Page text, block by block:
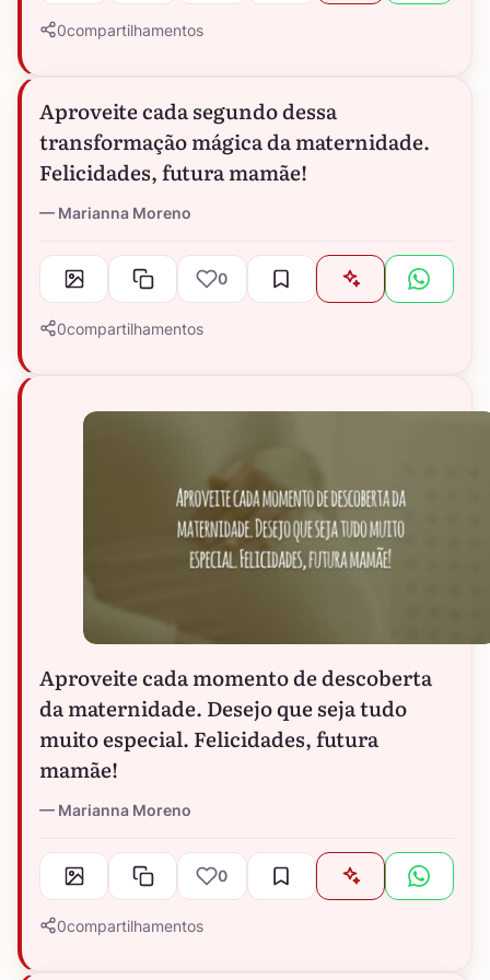
0compartilhamentos
Aproveite cada segundo dessa
transformação mágica da maternidade.
Felicidades, futura mamãe!
Marianna Moreno
0
0compartilhamentos
Aproveite cada momento de descoberta
da maternidade. Desejo que seja tudo
muito especial. Felicidades, futura
mamãe!
Marianna Moreno
0
0compartilhamentos